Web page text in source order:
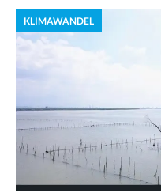
KLIMAWANDEL